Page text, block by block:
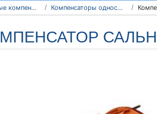
Сальниковые компенсаторы Компенсаторы односторонние - серия 5.903-13